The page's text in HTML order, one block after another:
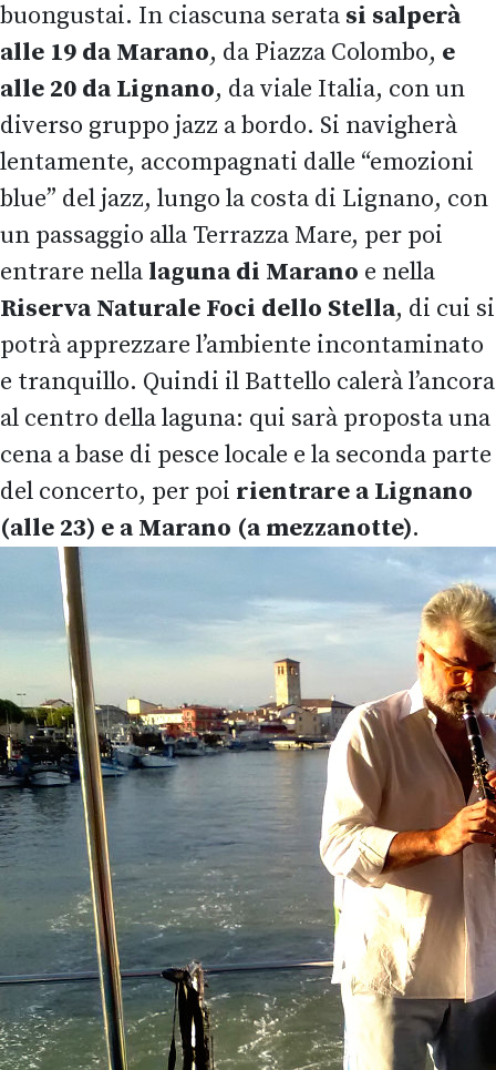
buongustai. In ciascuna serata si salperà
alle 19 da Marano, da Piazza Colombo, e
alle 20 daLignano, da viale Italia, con un
diverso gruppo jazz a bordo. Si navigherà
lentamente, accompagnati dalle “emozioni
blue” del jazz, lungo la costa di Lignano, con
un passaggio alla Terrazza Mare, per poi
entrare nella laguna di Marano e nella
Riserva Naturale Foci dello Stella, di cui si
potrà apprezzare l’ambiente incontaminato
e tranquillo. Quindi il Battello calerà l’ancora
al centro della laguna: qui sarà proposta una
cena a base di pesce locale e la seconda parte
del concerto, per poi rientrare a Lignano
(alle 23) e a Marano (a mezzanotte).